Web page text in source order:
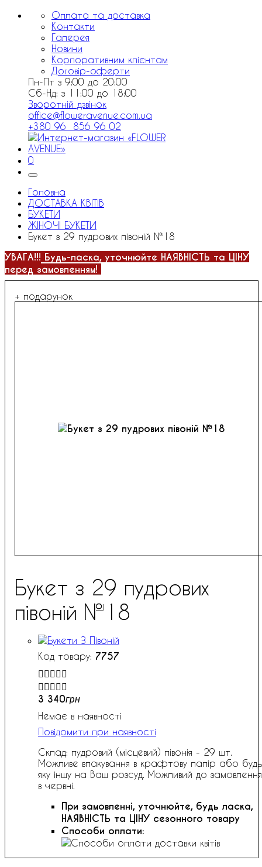
Оплата та доставка
Контакти
Галерея
Новини
Корпоративним клієнтам
Договір-оферти
Пн-Пт з 9:00 до 20:00
Сб-Нд: з 11:00 до 18:00
Зворотній дзвінок
office@floweravenue.com.ua
+380 96 856 96 02
0
Головна
ДОСТАВКА КВІТІВ
БУКЕТИ
ЖІНОЧІ БУКЕТИ
Букет з 29 пудрових півоній №18
УВАГА!!! Будь-ласка, уточнюйте НАЯВНІСТЬ та ЦІНУ
перед замовленням!
+ подарунок
Букет з 29 пудрових
півоній №18
7757


3 340грн
Немає в наявності
Повідомити при наявності
Склад: пудровий (місцевий) півонія - 29 шт.
Можливе впакування в крафтову папір або
яку іншу на Ваш розсуд. Можливий до замовлення
в червні.
При замовленні, уточнюйте, будь ласка,
НАЯВНІСТЬ та ЦІНУ сезонного товару
Способи оплати: